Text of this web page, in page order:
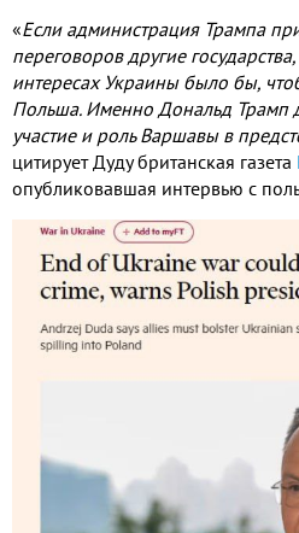
«Если администрация Трампа
переговоров другие
интересах Украины было бы,
Польша. Именно Дональд Трамп
участие и роль Варшавы в
цитирует Дуду британская газета
опубликовавшая интервью с